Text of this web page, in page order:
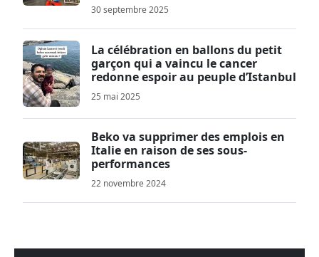
30 septembre 2025
La célébration en ballons du petit
garçon qui a vaincu le cancer
redonne espoir au peuple d’Istanbul
25 mai 2025
Beko va supprimer des emplois en
Italie en raison de ses sous-
performances
22 novembre 2024